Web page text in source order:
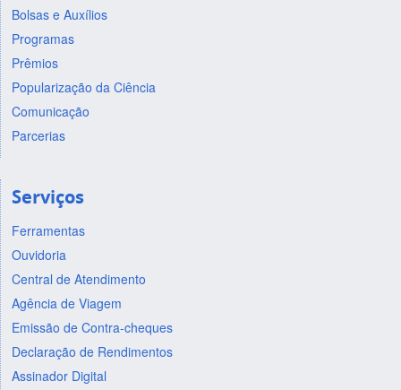
Bolsas e Auxílios
Programas
Prêmios
Popularização da Ciência
Comunicação
Parcerias
Serviços
Ferramentas
Ouvidoria
Central de Atendimento
Agência de Viagem
Emissão de Contra-cheques
Declaração de Rendimentos
Assinador Digital